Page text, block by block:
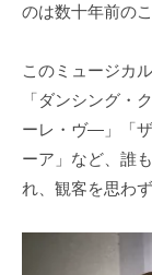
のは数十年前のこ
このミュージカ
「ダンシング・
ーレ・ヴ―」「
ーア」など、誰
れ、観客を思わ